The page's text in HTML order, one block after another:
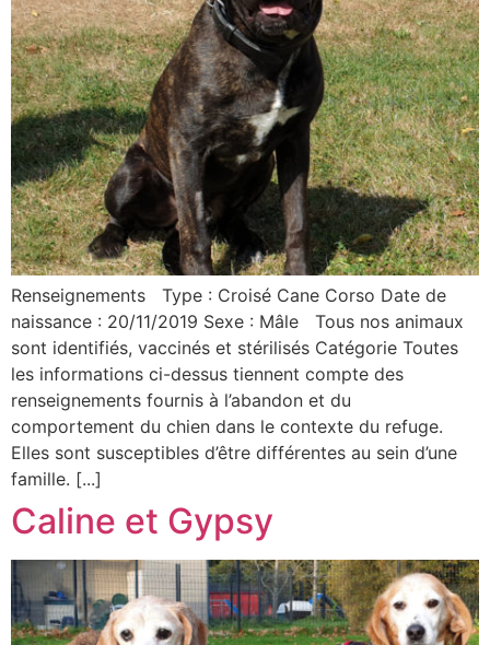
Renseignements Type : Croisé Cane Corso Date de
naissance : 20/11/2019 Sexe : Mâle Tous nos animaux
sont identifiés, vaccinés et stérilisés Catégorie Toutes
les informations ci-dessus tiennent compte des
renseignements fournis à l’abandon et du
comportement du chien dans le contexte du refuge.
Elles sont susceptibles d’être différentes au sein d’une
famille. [...]
Caline et Gypsy